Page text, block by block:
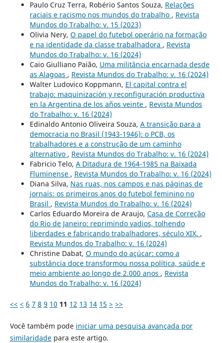
Paulo Cruz Terra, Robério Santos Souza, Relações
raciais e racismo nos mundos do trabalho , Revista
Mundos do Trabalho: v. 15 (2023)
Olivia Nery, O papel do futebol operário na formação
e na identidade da classe trabalhadora , Revista
Mundos do Trabalho: v. 16 (2024)
Caio Giulliano Paião, Uma militância encarnada desde
as Alagoas , Revista Mundos do Trabalho: v. 16 (2024)
Walter Ludovico Koppmann, El capital contra el
trabajo: maquinización y reconfiguración productiva
en la Argentina de los años veinte , Revista Mundos
do Trabalho: v. 16 (2024)
Edinaldo Antonio Oliveira Souza, A transição para a
democracia no Brasil (1943-1946): o PCB, os
trabalhadores e a construção de um caminho
alternativo , Revista Mundos do Trabalho: v. 16 (2024)
Fabricio Telo, A Ditadura de 1964-1985 na Baixada
Fluminense , Revista Mundos do Trabalho: v. 16 (2024)
Diana Silva, Nas ruas, nos campos e nas páginas de
jornais: os primeiros anos do futebol feminino no
Brasil , Revista Mundos do Trabalho: v. 16 (2024)
Carlos Eduardo Moreira de Araujo, Casa de Correção
do Rio de Janeiro: reprimindo vadios, tolhendo
liberdades e fabricando trabalhadores, século XIX. ,
Revista Mundos do Trabalho: v. 16 (2024)
Christine Dabat, O mundo do açúcar: como a
substância doce transformou nossa política, saúde e
meio ambiente ao longo de 2.000 anos , Revista
Mundos do Trabalho: v. 16 (2024)
<< < 6 7 8 9 10 11 12 13 14 15 > >>
Você também pode iniciar uma pesquisa avançada por
similaridadepara este artigo.